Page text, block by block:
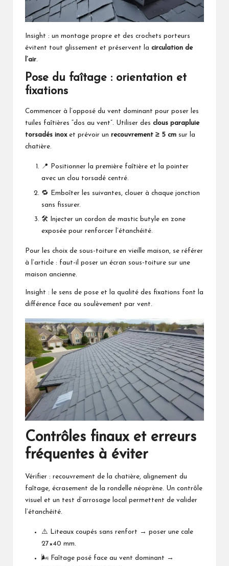
Insight : un montage propre et des crochets porteurs
évitent tout glissement et préservent la circulation de
l’air.
Pose du faîtage : orientation et
fixations
Commencer à l’opposé du vent dominant pour poser les
tuiles faîtières “dos au vent”. Utiliser des clous parapluie
torsadés inoxet prévoir un recouvrement ≥ 5 cm sur la
chatière.
📍 Positionner la première faîtière et la pointer
avec un clou torsadé centré.
🔁 Emboîter les suivantes, clouer à chaque jonction
sans fissurer.
🛠️ Injecter un cordon de mastic butyle en zone
exposée pour renforcer l’étanchéité.
Pour les choix de sous-toiture en vieille maison, se référer
à l’article : faut-il poser un écran sous-toiture sur une
maison ancienne.
Insight : le sens de pose et la qualité des fixations font la
différence face au soulèvement par vent.
Contrôles finaux et erreurs
fréquentes à éviter
Vérifier : recouvrement de la chatière, alignement du
faîtage, écrasement de la rondelle néoprène. Un contrôle
visuel et un test d’arrosage local permettent de valider
l’étanchéité.
⚠️ Liteaux coupés sans renfort → poser une cale
27×40 mm.
🌬️ Faîtage posé face au vent dominant →